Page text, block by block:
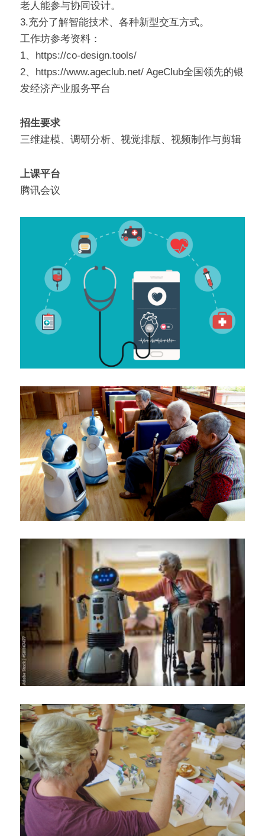
老人能参与协同设计。
3.充分了解智能技术、各种新型交互方式。
工作坊参考资料：
1、https://co-design.tools/
2、https://www.ageclub.net/ AgeClub全国领先的银
发经济产业服务平台
招生要求
三维建模、调研分析、视觉排版、视频制作与剪辑
上课平台
腾讯会议